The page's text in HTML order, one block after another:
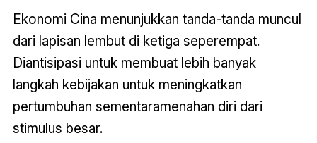
Ekonomi Cina menunjukkan tanda-tanda muncul
dari lapisan lembut di ketiga seperempat.
Diantisipasi untuk membuat lebih banyak
langkah kebijakan untuk meningkatkan
pertumbuhan sementaramenahan diri dari
stimulus besar.